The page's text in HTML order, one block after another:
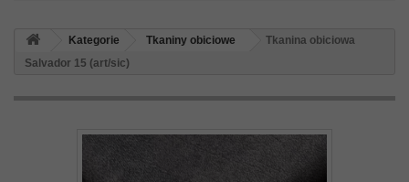
Kategorie Tkaniny obiciowe
Tkanina obiciowa
Salvador 15 (art/sic)